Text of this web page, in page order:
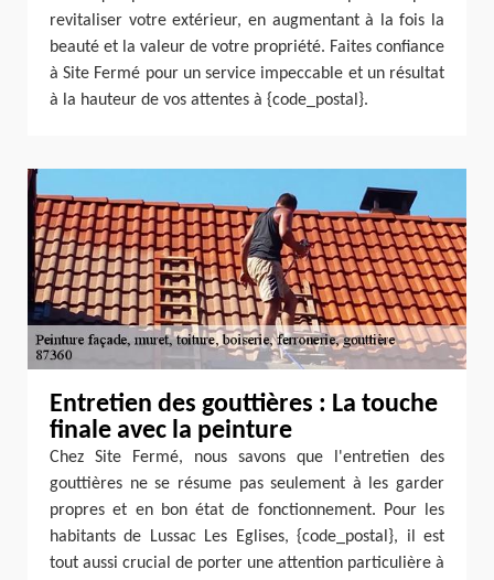
revitaliser votre extérieur, en augmentant à la fois la
beauté et la valeur de votre propriété. Faites confiance
à Site Fermé pour un service impeccable et un résultat
à la hauteur de vos attentes à {code_postal}.
Entretien des gouttières : La touche
finale avec la peinture
Chez Site Fermé, nous savons que l'entretien des
gouttières ne se résume pas seulement à les garder
propres et en bon état de fonctionnement. Pour les
habitants de Lussac Les Eglises, {code_postal}, il est
tout aussi crucial de porter une attention particulière à